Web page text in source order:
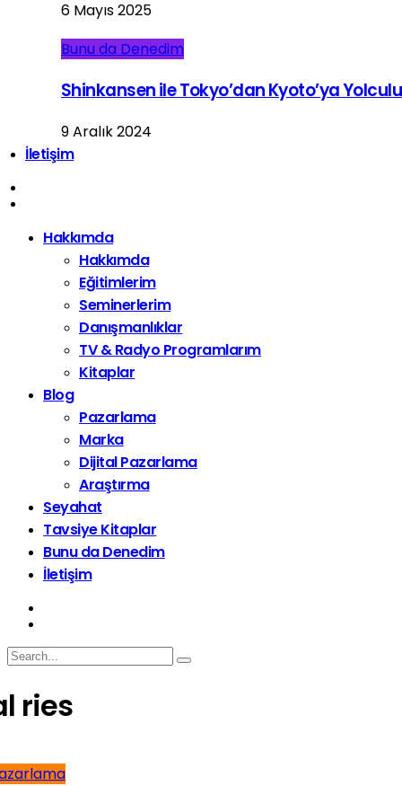
6 Mayıs 2025
Bunu da Denedim
Shinkansen ile Tokyo’dan Kyoto’ya
9 Aralık 2024
İletişim
Hakkımda
Hakkımda
Eğitimlerim
Seminerlerim
Danışmanlıklar
TV & Radyo Programlarım
Kitaplar
Blog
Pazarlama
Marka
Dijital Pazarlama
Araştırma
Seyahat
Tavsiye Kitaplar
Bunu da Denedim
İletişim
ries